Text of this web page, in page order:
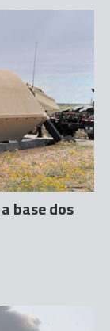
base dos